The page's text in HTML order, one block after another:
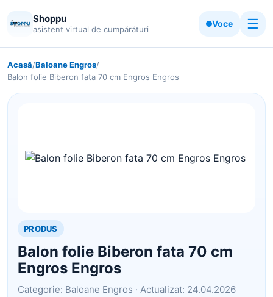
Shoppu
asistent virtual de cumpărături
Voce ☰
Acasă/Baloane Engros/
Balon folie Biberon fata 70 cm Engros Engros
PRODUS
Balon folie Biberon fata 70 cm
Engros Engros
Categorie: Baloane Engros · Actualizat: 24.04.2026